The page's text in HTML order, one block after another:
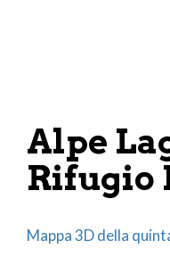
Rifugio Longoni,
Rifugio Marinelli
Alpe
Mappa 3D della